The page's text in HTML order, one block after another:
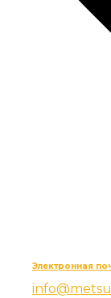
Электронная